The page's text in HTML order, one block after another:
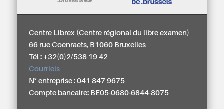
Centre Librex (Centre régional du libre examen)
66 rue Coenraets, B1060 Bruxelles
Tél : +32(0)2/538 19 42
Courriels
N° entreprise : 041 847 9675
Compte bancaire: BE05-0680-6844-8075